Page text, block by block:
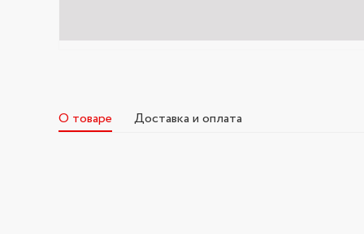
О товаре Доставка и оплата